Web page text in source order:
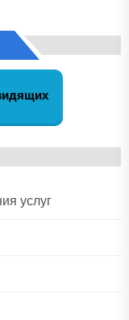
услуг